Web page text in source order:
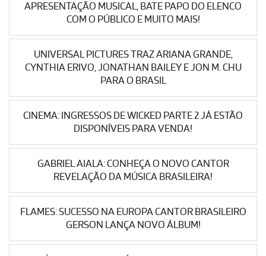
APRESENTAÇÃO MUSICAL, BATE PAPO DO ELENCO
COM O PÚBLICO E MUITO MAIS!
UNIVERSAL PICTURES TRAZ ARIANA GRANDE,
CYNTHIA ERIVO, JONATHAN BAILEY E JON M. CHU
PARA O BRASIL
CINEMA: INGRESSOS DE WICKED PARTE 2 JÁ ESTÃO
DISPONÍVEIS PARA VENDA!
GABRIEL AIALA: CONHEÇA O NOVO CANTOR
REVELAÇÃO DA MÚSICA BRASILEIRA!
FLAMES: SUCESSO NA EUROPA CANTOR BRASILEIRO
GERSON LANÇA NOVO ÁLBUM!